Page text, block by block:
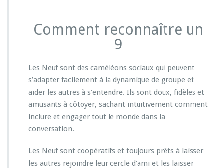
Comment reconnaître un
9
Les Neuf sont des caméléons sociaux qui peuvent
s’adapter facilement à la dynamique de groupe et
aider les autres à s’entendre. Ils sont doux, fidèles et
amusants à côtoyer, sachant intuitivement comment
inclure et engager tout le monde dans la
conversation.
Les Neuf sont coopératifs et toujours prêts à laisser
les autres rejoindre leur cercle d’ami et les laisser